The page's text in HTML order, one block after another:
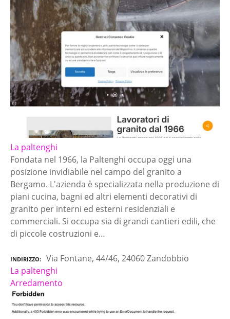
La paltenghi
Fondata nel 1966, la Paltenghi occupa oggi una
posizione invidiabile nel campo del granito a
Bergamo. L'azienda è specializzata nella produzione di
piani cucina, bagni ed altri elementi decorativi di
granito per interni ed esterni residenziali e
commerciali. Si occupa sia di grandi cantieri edili, che
di piccole costruzioni e…
INDIRIZZO
Via Fontane, 44/46, 24060 Zandobbio
La paltenghi
Arredamento